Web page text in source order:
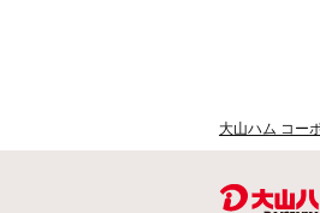
大山ハム コー